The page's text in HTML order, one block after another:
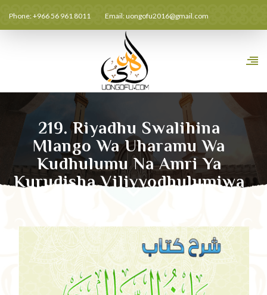
Phone: +966 56 961 8011 Email:uongofu2016@gmail.com
219. Riyadhu Swalihina
Mlango Wa Uharamu Wa
Kudhulumu Na Amri Ya
Kurudisha Vilivyodhulumiwa